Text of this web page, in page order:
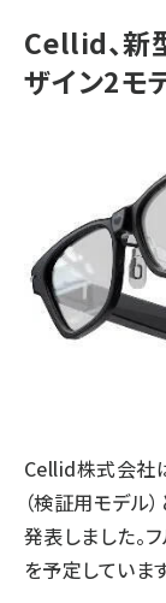
Cellid、新
ザイン2モ
Cellid株式会社
（検証用モデル
発表しました。
を予定していま